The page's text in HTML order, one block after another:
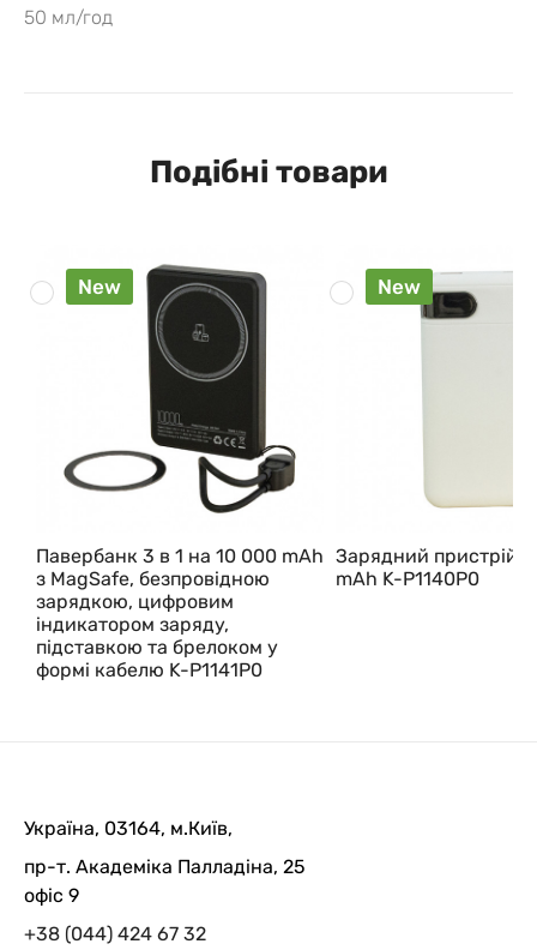
50 мл/год
Подібні товари
New
Павербанк 3 в 1 на 10 000 mAh
з MagSafe, безпровідною
зарядкою, цифровим
індикатором заряду,
підставкою та брелоком у
формі кабелю K-P1141P0
New
Зарядний пристрій
mAh K-P1140P0
Україна, 03164, м.Київ,
пр-т. Академіка Палладіна, 25
офіс 9
+38 (044) 424 67 32